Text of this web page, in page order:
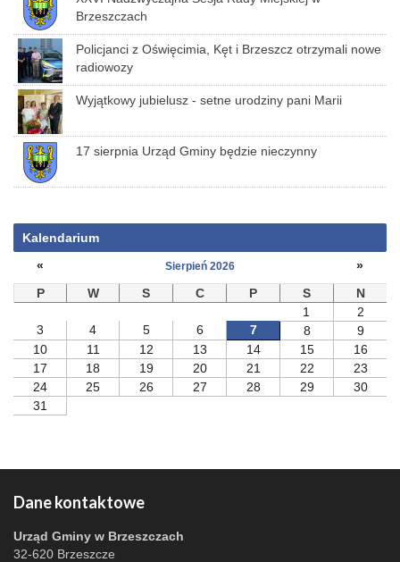
Brzeszczach
Policjanci z Oświęcimia, Kęt i Brzeszcz otrzymali nowe
radiowozy
Wyjątkowy jubielusz - setne urodziny pani Marii
17 sierpnia Urząd Gminy będzie nieczynny
Kalendarium
«
Sierpień 2026
»
P
W S C P S
N
1
2
3
4 5 6 7 8
9
10
11 12 13 14 15
16
17
18 19 20 21 22
23
24
25 26 27 28 29
30
31
Dane kontaktowe
Urząd Gminy w Brzeszczach
32-620 Brzeszcze